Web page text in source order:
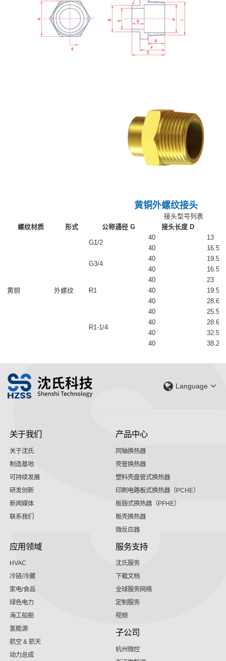
黄铜外螺纹接头
接头型号列表
螺纹材质
形式 公称通径 G 接头长度 D
黄铜 外螺纹
G1/2
40
13
40
16.5
G3/4
40
19.5
40
16.5
R1
40
23
40
19.5
40
28.6
R1-1/4
40
25.5
40
28.6
40
32.5
40
38.2
Language
关于我们
关于沈氏
制造基地
可持续发展
研发创新
新闻媒体
联系我们
产品中心
同轴换热器
壳管换热器
塑料壳盘管式换热器
印刷电路板式换热器（PCHE）
板翅式换热器（PFHE）
板壳换热器
微反应器
应用领域
HVAC
冷链/冷藏
家电/食品
绿色电力
海工船舶
氢能源
航空 & 航天
动力总成
服务支持
沈氏服务
下载文档
全球服务网络
定制服务
视频
子公司
杭州微控